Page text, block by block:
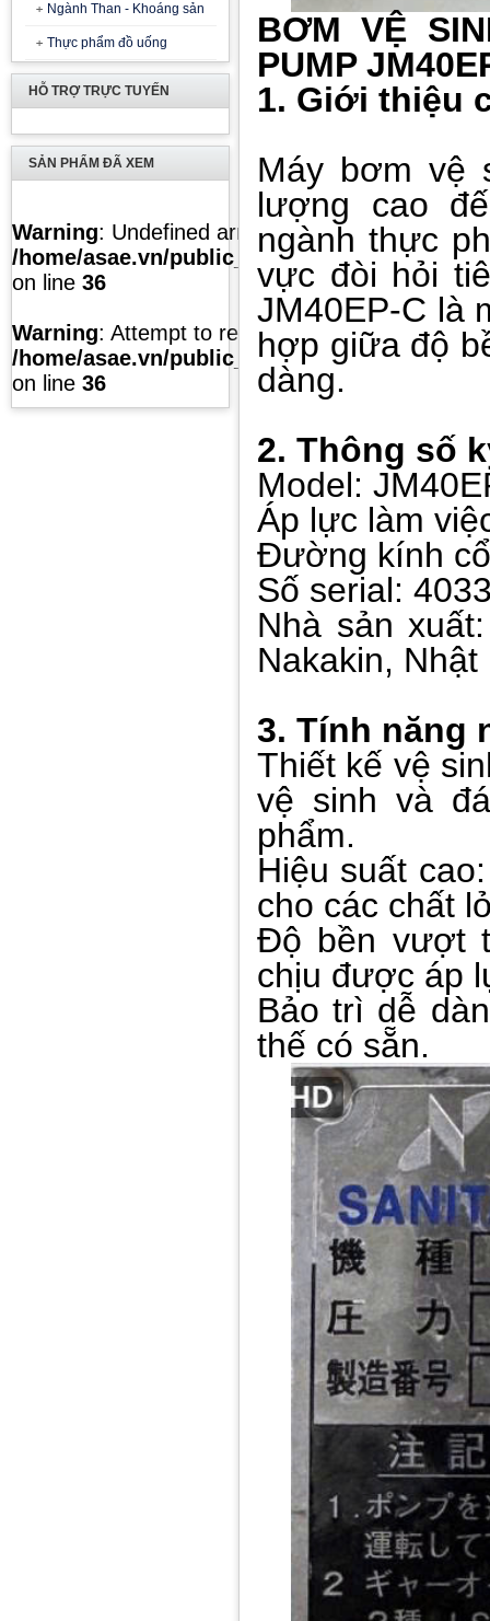
Ngành Than - Khoáng sản
Thực phẩm đồ uống
HỖ TRỢ TRỰC TUYẾN
SẢN PHẨM ĐÃ XEM
Warning: Undefined array key "list" in
/home/asae.vn/public_html/temp/caches/
on line 36
Warning: Attempt to read property "value" on
/home/asae.vn/public_html/temp/caches/
on line 36
BƠM VỆ
PUMP
1. Giới thiệu
Máy bơm vệ
lượng cao
ngành thực
vực đòi hỏi
JM40EP-C là
hợp giữa độ
dàng.
2. Thông số
Model:
Áp lực làm
Đường kính
Số serial:
Nhà sản
Nakakin, Nhật
3. Tính năng
Thiết kế vệ
vệ sinh và
phẩm.
Hiệu suất
cho các chất
Độ bền vượt
chịu được áp
Bảo trì dễ
thế có sẵn.